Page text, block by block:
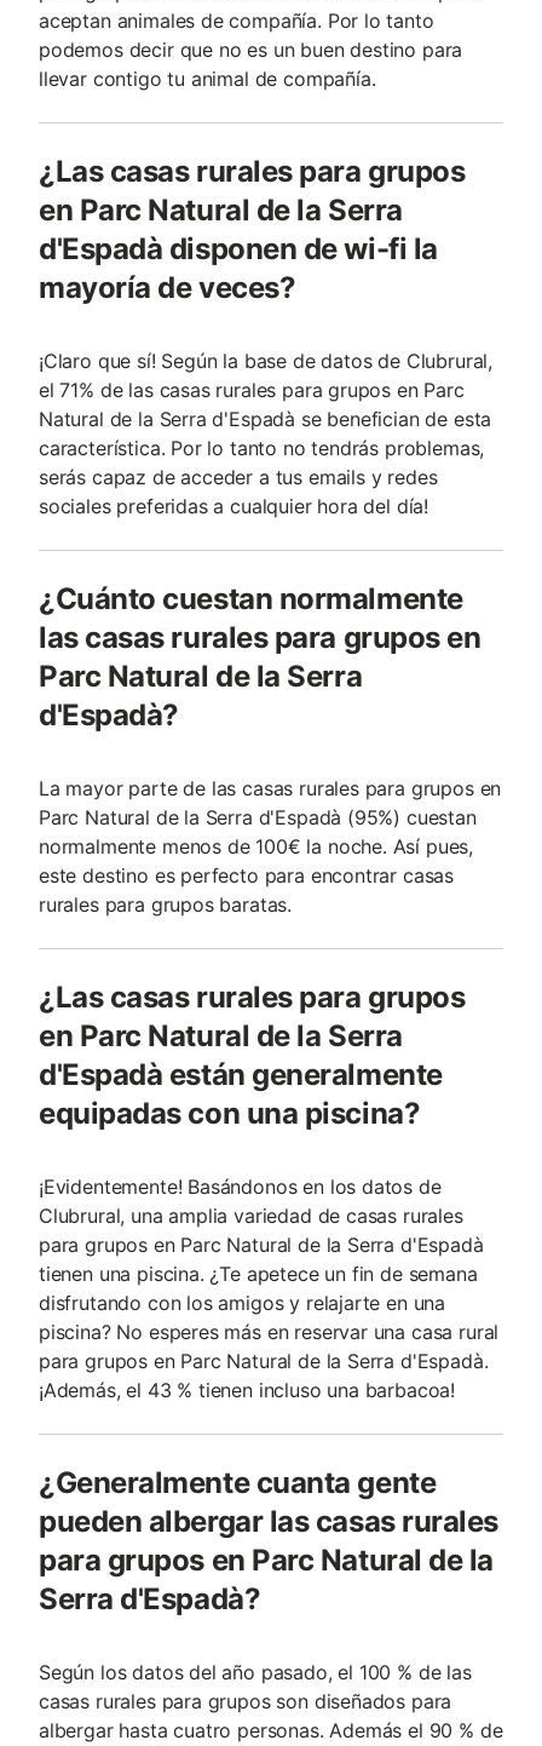
aceptan animales de compañía. Por lo tanto
podemos decir que no es un buen destino para
llevar contigo tu animal de compañía.
¿Las casas rurales para grupos
en Parc Natural de la Serra
d'Espadà disponen de wi-fi la
mayoría de veces?
¡Claro que sí! Según la base de datos de Clubrural,
el 71% de las casas rurales para grupos en Parc
Natural de la Serra d'Espadà se benefician de esta
característica. Por lo tanto no tendrás problemas,
serás capaz de acceder a tus emails y redes
sociales preferidas a cualquier hora del día!
¿Cuánto cuestan normalmente
las casas rurales para grupos en
Parc Natural de la Serra
d'Espadà?
La mayor parte de las casas rurales para grupos en
Parc Natural de la Serra d'Espadà (95%) cuestan
normalmente menos de 100€ la noche. Así pues,
este destino es perfecto para encontrar casas
rurales para grupos baratas.
¿Las casas rurales para grupos
en Parc Natural de la Serra
d'Espadà están generalmente
equipadas con una piscina?
¡Evidentemente! Basándonos en los datos de
Clubrural, una amplia variedad de casas rurales
para grupos en Parc Natural de la Serra d'Espadà
tienen una piscina. ¿Te apetece un fin de semana
disfrutando con los amigos y relajarte en una
piscina? No esperes más en reservar una casa rural
para grupos en Parc Natural de la Serra d'Espadà.
¡Además, el 43 % tienen incluso una barbacoa!
¿Generalmente cuanta gente
pueden albergar las casas rurales
para grupos en Parc Natural de la
Serra d'Espadà?
Según los datos del año pasado, el 100 % de las
casas rurales para grupos son diseñados para
albergar hasta cuatro personas. Además el 90 % de